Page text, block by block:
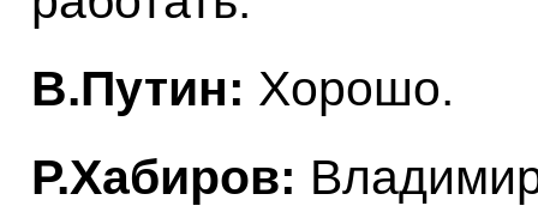
В.Путин: Хорошо.
Р.Хабиров: